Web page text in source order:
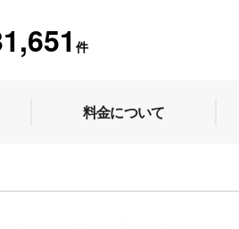
件
料金について